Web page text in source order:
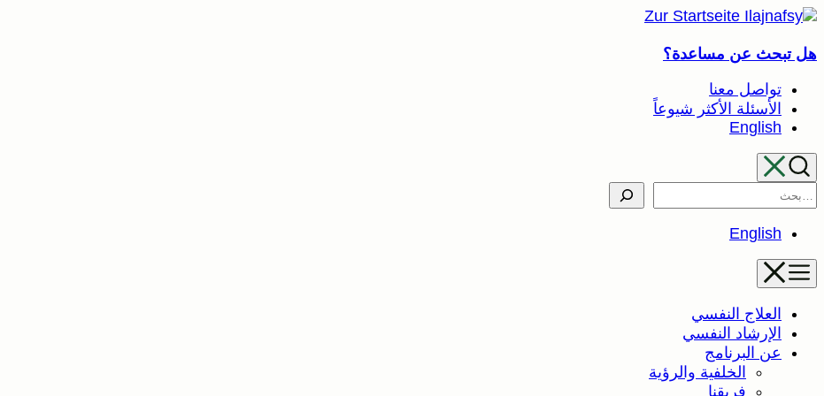
تخطى
المحتوى
هل تبحث عن مساعدة؟
تواصل معنا
الأسئلة الأكثر شيوعاً
English
Search
English
العلاج النفسي
الإرشاد النفسي
عن البرنامج
الخلفية والرؤية
فريقنا